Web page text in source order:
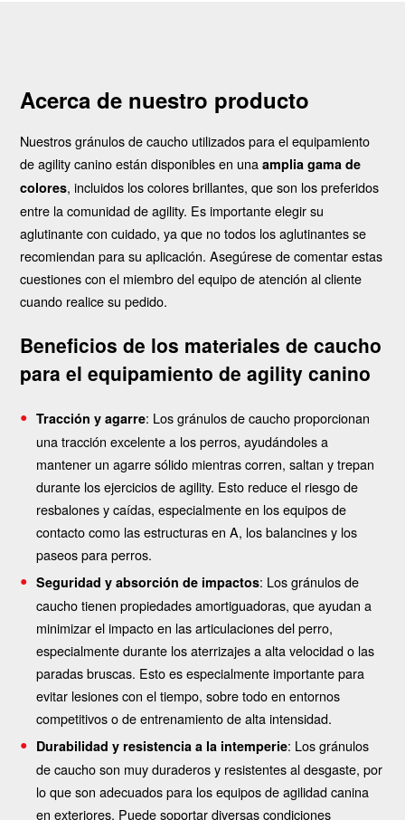
Acerca de nuestro producto
Nuestros gránulos de caucho utilizados para el equipamiento
de agility canino están disponibles en unaamplia gama de
colores, incluidos los colores brillantes, que son los preferidos
entre la comunidad de agility. Es importante elegir su
aglutinante con cuidado, ya que no todos los aglutinantes se
recomiendan para su aplicación. Asegúrese de comentar estas
cuestiones con el miembro del equipo de atención al cliente
cuando realice su pedido.
Beneficios de los materiales de caucho
para el equipamiento de agility canino
Tracción y agarre: Los gránulos de caucho proporcionan
una tracción excelente a los perros, ayudándoles a
mantener un agarre sólido mientras corren, saltan y trepan
durante los ejercicios de agility. Esto reduce el riesgo de
resbalones y caídas, especialmente en los equipos de
contacto como las estructuras en A, los balancines y los
paseos para perros.
Seguridad y absorción de impactos: Los gránulos de
caucho tienen propiedades amortiguadoras, que ayudan a
minimizar el impacto en las articulaciones del perro,
especialmente durante los aterrizajes a alta velocidad o las
paradas bruscas. Esto es especialmente importante para
evitar lesiones con el tiempo, sobre todo en entornos
competitivos o de entrenamiento de alta intensidad.
Durabilidad y resistencia a la intemperie: Los gránulos
de caucho son muy duraderos y resistentes al desgaste, por
lo que son adecuados para los equipos de agilidad canina
en exteriores. Puede soportar diversas condiciones